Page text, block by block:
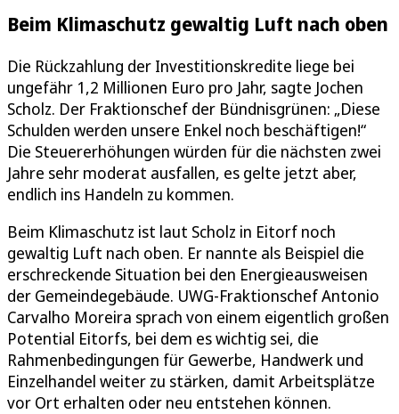
Beim Klimaschutz gewaltig Luft nach oben
Die Rückzahlung der Investitionskredite liege bei
ungefähr 1,2 Millionen Euro pro Jahr, sagte Jochen
Scholz. Der Fraktionschef der Bündnisgrünen: „Diese
Schulden werden unsere Enkel noch beschäftigen!“
Die Steuererhöhungen würden für die nächsten zwei
Jahre sehr moderat ausfallen, es gelte jetzt aber,
endlich ins Handeln zu kommen.
Beim Klimaschutz ist laut Scholz in Eitorf noch
gewaltig Luft nach oben. Er nannte als Beispiel die
erschreckende Situation bei den Energieausweisen
der Gemeindegebäude. UWG-Fraktionschef Antonio
Carvalho Moreira sprach von einem eigentlich großen
Potential Eitorfs, bei dem es wichtig sei, die
Rahmenbedingungen für Gewerbe, Handwerk und
Einzelhandel weiter zu stärken, damit Arbeitsplätze
vor Ort erhalten oder neu entstehen können.